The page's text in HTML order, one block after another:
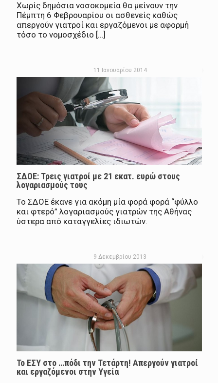
Χωρίς δημόσια νοσοκομεία θα μείνουν την
Πέμπτη 6 Φεβρουαρίου οι ασθενείς καθώς
απεργούν γιατροί και εργαζόμενοι με αφορμή
τόσο το νομοσχέδιο […]
11 Ιανουαρίου 2014
ΣΔΟΕ: Τρεις γιατροί με 21 εκατ. ευρώ στους
λογαριασμούς τους
Το ΣΔΟΕ έκανε για ακόμη μία φορά φορά “φύλλο
και φτερό” λογαριασμούς γιατρών της Αθήνας
ύστερα από καταγγελίες ιδιωτών.
9 Δεκεμβρίου 2013
Το ΕΣΥ στο …πόδι την Τετάρτη! Απεργούν γιατροί
και εργαζόμενοι στην Υγεία